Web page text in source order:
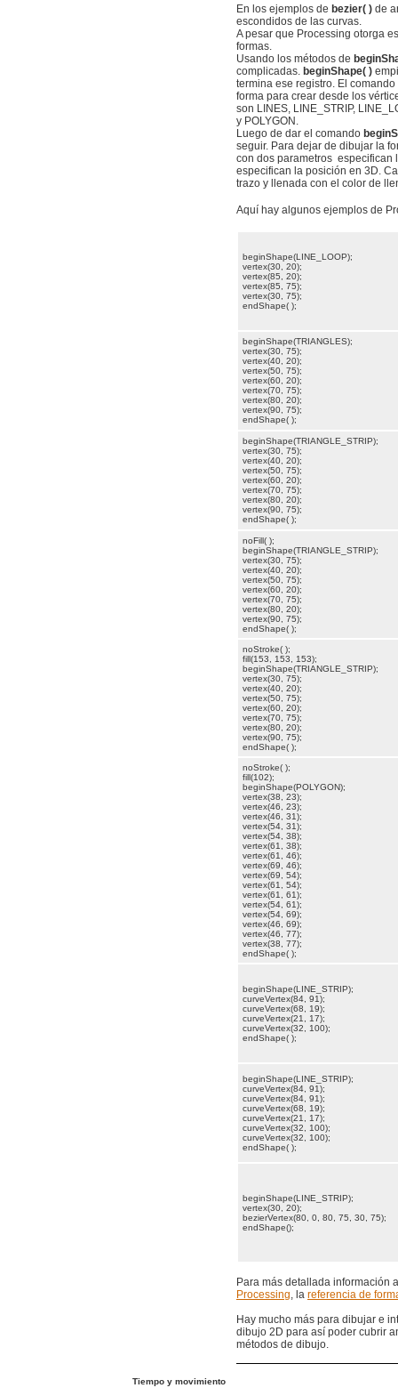
En los ejemplos de bezier( ) de
escondidos de las curvas.
A pesar que Processing otorga
formas.
Usando los métodos de
complicadas. beginShape( )
termina ese registro. El comando
forma para crear desde los
son LINES, LINE_STRIP,
y POLYGON.
Luego de dar el comando
seguir. Para dejar de dibujar la
con dos parametros
especifican la posición en 3D.
trazo y llenada con el color de
Aquí hay algunos ejemplos de
beginShape(LINE_LOOP);
vertex(30, 20);
vertex(85, 20);
vertex(85, 75);
vertex(30, 75);
endShape( );
beginShape(TRIANGLES);
vertex(30, 75);
vertex(40, 20);
vertex(50, 75);
vertex(60, 20);
vertex(70, 75);
vertex(80, 20);
vertex(90, 75);
endShape( );
beginShape(TRIANGLE_STRIP);
vertex(30, 75);
vertex(40, 20);
vertex(50, 75);
vertex(60, 20);
vertex(70, 75);
vertex(80, 20);
vertex(90, 75);
endShape( );
noFill( );
beginShape(TRIANGLE_STRIP);
vertex(30, 75);
vertex(40, 20);
vertex(50, 75);
vertex(60, 20);
vertex(70, 75);
vertex(80, 20);
vertex(90, 75);
endShape( );
noStroke( );
fill(153, 153, 153);
beginShape(TRIANGLE_STRIP);
vertex(30, 75);
vertex(40, 20);
vertex(50, 75);
vertex(60, 20);
vertex(70, 75);
vertex(80, 20);
vertex(90, 75);
endShape( );
noStroke( );
fill(102);
beginShape(POLYGON);
vertex(38, 23);
vertex(46, 23);
vertex(46, 31);
vertex(54, 31);
vertex(54, 38);
vertex(61, 38);
vertex(61, 46);
vertex(69, 46);
vertex(69, 54);
vertex(61, 54);
vertex(61, 61);
vertex(54, 61);
vertex(54, 69);
vertex(46, 69);
vertex(46, 77);
vertex(38, 77);
endShape( );
beginShape(LINE_STRIP);
curveVertex(84, 91);
curveVertex(68, 19);
curveVertex(21, 17);
curveVertex(32, 100);
endShape( );
beginShape(LINE_STRIP);
curveVertex(84, 91);
curveVertex(84, 91);
curveVertex(68, 19);
curveVertex(21, 17);
curveVertex(32, 100);
curveVertex(32, 100);
endShape( );
beginShape(LINE_STRIP);
vertex(30, 20);
bezierVertex(80, 0, 80, 75, 30, 75);
endShape();
Para más detallada información
Processing, la referencia de
Hay mucho más para dibujar e
dibujo 2D para así poder cubrir
métodos de dibujo.
Tiempo y movimiento